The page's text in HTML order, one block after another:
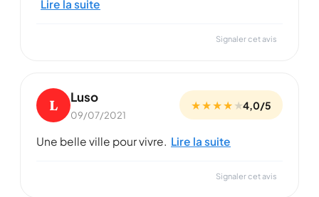
Lire la suite
Signaler cet avis
L Luso
09/07/2021
★ ★ ★ ★★4,0/5
Une belle ville pour vivre. Lire la suite
Signaler cet avis